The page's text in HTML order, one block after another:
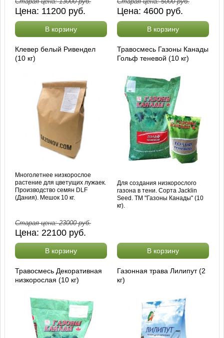
Цена: 11200 руб.
В корзину
Цена: 4600 руб.
В корзину
Клевер белый Ривендел
(10 кг)
Многолетнее низкорослое
растение для цветущих лужаек.
Производство семян DLF
(Дания). Мешок 10 кг.
Старая цена:23000руб.
Цена:22100 руб.
В корзину
Травосмесь Газоны Канады
Гольф теневой (10 кг)
Для создания низкорослого
газона в тени. Сорта Jacklin
Seed. ТМ "Газоны Канады" (10
кг).
В корзину
Травосмесь Декоративная
низкорослая (10 кг)
Газонная трава Лилипут (2
кг)